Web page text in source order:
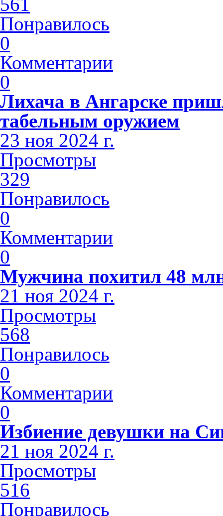
Понравилось
0
Комментарии
0
Лихача в Ангарске
табельным оружием
23 ноя 2024 г.
Просмотры
329
Понравилось
0
Комментарии
0
Мужчина похитил 48
21 ноя 2024 г.
Просмотры
568
Понравилось
0
Комментарии
0
Избиение девушки на
21 ноя 2024 г.
Просмотры
516
Понравилось